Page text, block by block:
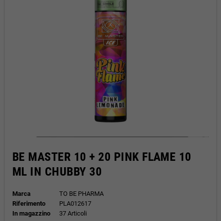
BE MASTER 10 + 20 PINK FLAME 10
ML IN CHUBBY 30
Marca
TO BE PHARMA
Riferimento
PLA012617
In magazzino
37 Articoli